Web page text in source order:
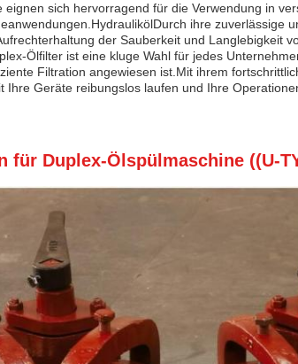
eignen sich hervorragend für die Verwendung in
ihre zuverlässige
der Sauberkeit und Langlebigkeit
Ölfilter ist eine kluge Wahl für jedes
Filtration angewiesen ist.Mit ihrem
Ihre Geräte reibungslos laufen und Ihre
für Duplex-Ölspülmaschine ((U-